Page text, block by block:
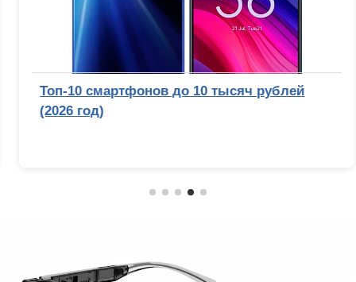
Топ-10 смартфонов до 10 тысяч рублей
(2026 год)